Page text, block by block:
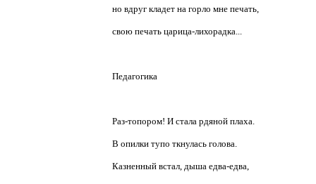
но вдруг кладет на горло мне печать,
свою печать царица-лихорадка...
Педагогика
Раз-топором! И стала рдяной плаха.
В опилки тупо ткнулась голова.
Казненный встал, дыша едва-едва,